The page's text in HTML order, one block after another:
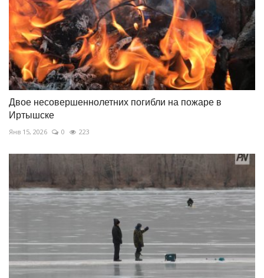
Двое несовершеннолетних погибли на пожаре в
Иртышске
Янв 15, 2026 0 223